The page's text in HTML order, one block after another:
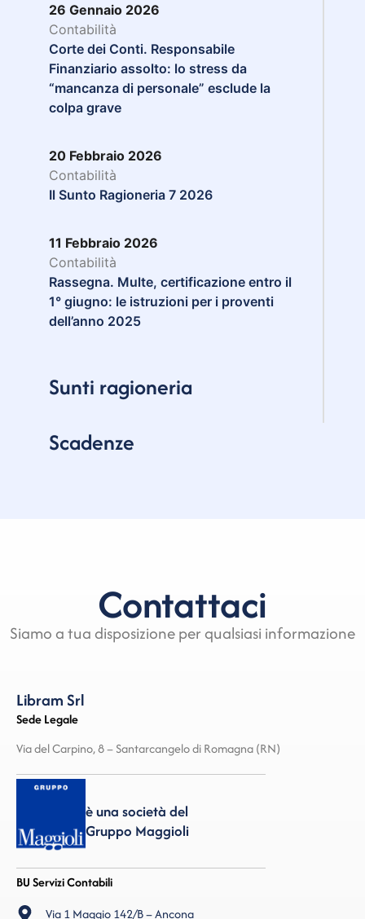
26 Gennaio 2026
Contabilità
Corte dei Conti. Responsabile
Finanziario assolto: lo stress da
“mancanza di personale” esclude la
colpa grave
20 Febbraio 2026
Contabilità
Il Sunto Ragioneria 7 2026
11 Febbraio 2026
Contabilità
Rassegna. Multe, certificazione entro il
1° giugno: le istruzioni per i proventi
dell’anno 2025
Sunti ragioneria
Scadenze
Contattaci
Siamo a tua disposizione per qualsiasi informazione
Libram Srl
Sede Legale
Via del Carpino, 8 – Santarcangelo di Romagna (RN)
è una società del
Gruppo Maggioli
BU Servizi Contabili
Via 1 Maggio 142/B – Ancona